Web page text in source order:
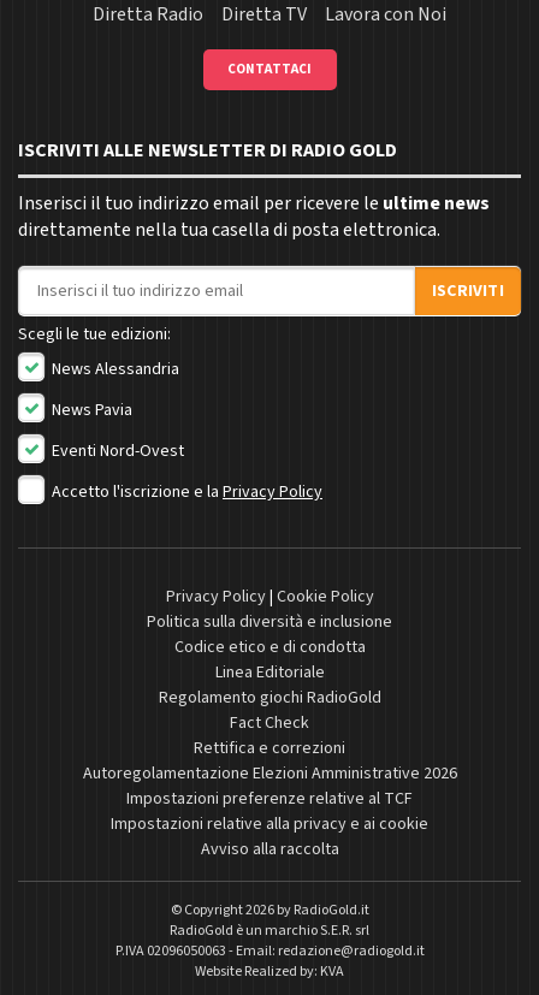
Diretta Radio
Diretta TV Lavora con Noi
CONTATTACI
ISCRIVITI ALLE NEWSLETTER DI RADIO GOLD
Inserisci il tuo indirizzo email per ricevere le ultime news
direttamente nella tua casella di posta elettronica.
Indirizzo email
ISCRIVITI
Scegli le tue edizioni:
News Alessandria
News Pavia
Eventi Nord-Ovest
Accetto l'iscrizione e la Privacy Policy
Privacy Policy| Cookie Policy
Politica sulla diversità e inclusione
Codice etico e di condotta
Linea Editoriale
Regolamento giochi RadioGold
Fact Check
Rettifica e correzioni
Autoregolamentazione Elezioni Amministrative 2026
Impostazioni preferenze relative al TCF
Impostazioni relative alla privacy e ai cookie
Avviso alla raccolta
© Copyright 2026 byRadioGold.it
RadioGold è un marchio S.E.R. srl
P.IVA 02096050063 - Email: redazione@radiogold.it
Website Realized by: KVA